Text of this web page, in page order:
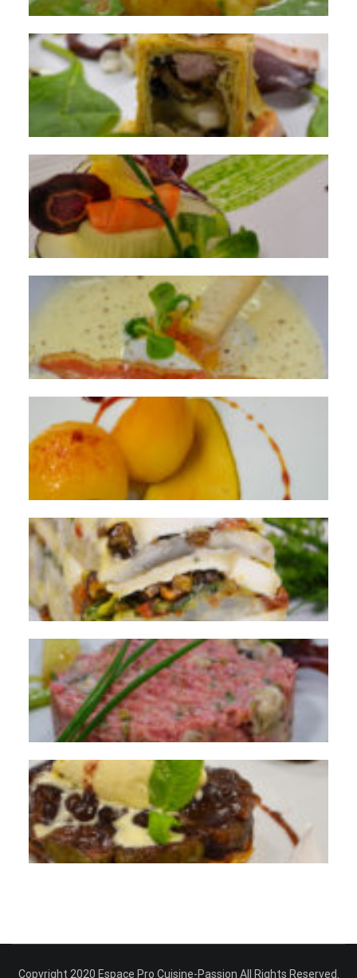
Copyright 2020 Espace Pro Cuisine-Passion All Rights Reserved.